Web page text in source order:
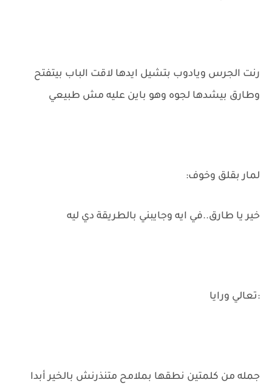
رنت الجرس ويادوب بتشيل ايدها لاقت الباب بيتفتح
وطارق بيشدها لجوه وهو باين عليه مش طبيعي
لمار بقلق وخوف:
خير يا طارق..في ايه وجايبني بالطريقة دي ليه
:تعالي ورايا
جمله من كلمتين نطقها بملامح متنذرنش بالخير أبدا